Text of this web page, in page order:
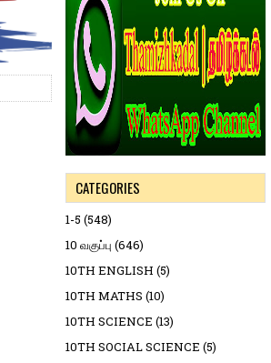
CATEGORIES
1-5 (548)
10 வகுப்பு (646)
10TH ENGLISH (5)
10TH MATHS (10)
10TH SCIENCE (13)
10TH SOCIAL SCIENCE (5)